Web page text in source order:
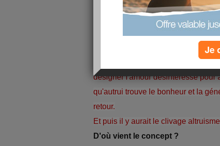
désigner l'amour désintéressé pour
qu'autrui trouve le bonheur et la
retour.
Et puis il y aurait le clivage
D'où vient le concept ?
Je